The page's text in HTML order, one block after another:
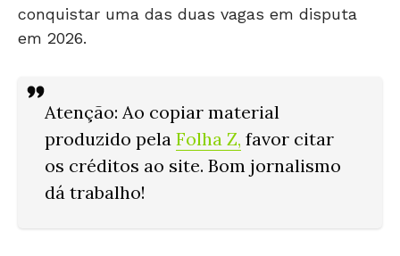
em 2026.
produzido pelaFolha Z,favor citar
os créditos ao site. Bom jornalismo
dá trabalho!